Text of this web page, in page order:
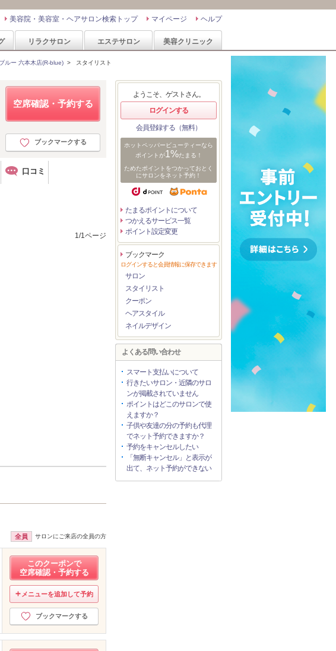
ヘルプ
マイページ
美容院・美容室・ヘアサロン検索トップ
リラクサロン エステサロン 美容クリニック
ルー 六本木店(R-blue) > スタイリスト
空席確認・予約する
ブックマークする
口コミ
1/1ページ
全員 サロンにご来店の全員の方
このクーポンで
空席確認・予約する
メニューを追加して予約
ブックマークする
ようこそ、ゲストさん。
ログインする
会員登録する（無料）
ホットペッパービューティーなら
ポイントが1%たまる！
ためたポイントをつかっておとく
にサロンをネット予約！
たまるポイントについて
つかえるサービス一覧
ポイント設定変更
ブックマーク
ログインすると会員情報に保存できます
サロン
スタイリスト
クーポン
ヘアスタイル
ネイルデザイン
よくある問い合わせ
スマート支払いについて
行きたいサロン・近隣のサロ
ンが掲載されていません
ポイントはどこのサロンで使
えますか？
子供や友達の分の予約も代理
でネット予約できますか？
予約をキャンセルしたい
「無断キャンセル」と表示が
出て、ネット予約ができない